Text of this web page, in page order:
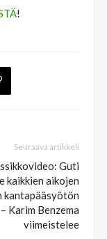
!
Seuraava artikkeli
Guti
kaikkien aikojen
kantapääsyötön
– Karim Benzema
viimeistelee